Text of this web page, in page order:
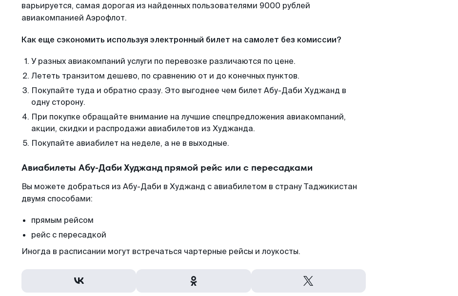
варьируется, самая дорогая из найденных пользователями 9000 рублей
авиакомпанией Аэрофлот.
Как еще сэкономить используя электронный билет на самолет без комиссии?
У разных авиакомпаний услуги по перевозке различаются по цене.
Лететь транзитом дешево, по сравнению от и до конечных пунктов.
Покупайте туда и обратно сразу. Это выгоднее чем билет Абу-Даби Худжанд в
одну сторону.
При покупке обращайте внимание на лучшие спецпредложения авиакомпаний,
акции, скидки и распродажи авиабилетов из Худжанда.
Покупайте авиабилет на неделе, а не в выходные.
Авиабилеты Абу-Даби Худжанд прямой рейс или с пересадками
Вы можете добраться из Абу-Даби в Худжанд с авиабилетом в страну Таджикистан
двумя способами:
прямым рейсом
рейс с пересадкой
Иногда в расписании могут встречаться чартерные рейсы и лоукосты.